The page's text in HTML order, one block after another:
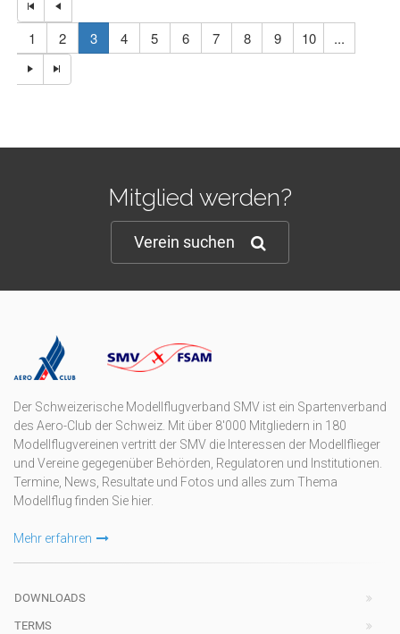
1 2 3 4 5 6 7 8 9 10 ...
Mitglied werden?
Verein suchen
Der Schweizerische Modellflugverband SMV ist ein Spartenverband
des Aero-Club der Schweiz. Mit über 8'000 Mitgliedern in 180
Modellflugvereinen vertritt der SMV die Interessen der Modellflieger
und Vereine gegegenüber Behörden, Regulatoren und Institutionen.
Termine, News, Resultate und Fotos und alles zum Thema
Modellflug finden Sie hier.
Mehr erfahren
DOWNLOADS
TERMS